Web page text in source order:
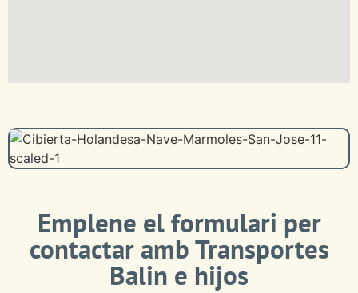
Emplene el formulari per
contactar amb Transportes
Balin e hijos